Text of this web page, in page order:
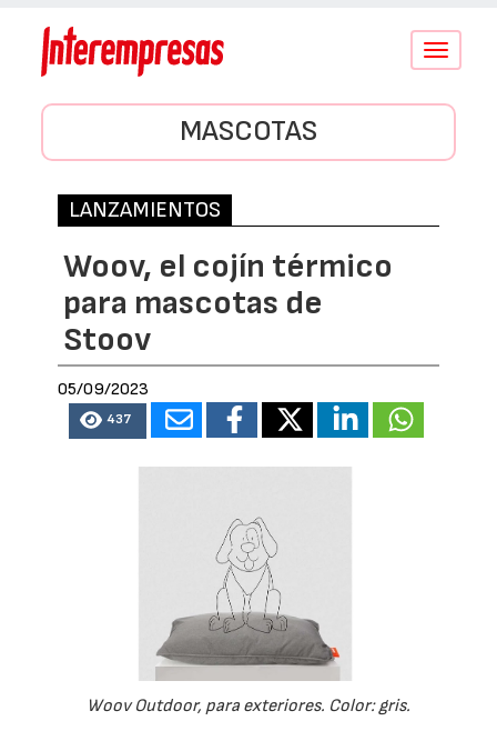
Conmutar
MASCOTAS
LANZAMIENTOS
Woov, el cojín térmico
para mascotas de
Stoov
05/09/2023
437
Woov Outdoor, para exteriores. Color: gris.